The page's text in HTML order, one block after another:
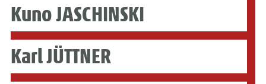
Kuno JASCHINSKI
Karl JÜTTNER